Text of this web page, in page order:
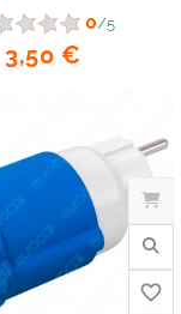
0/5
3,50 €